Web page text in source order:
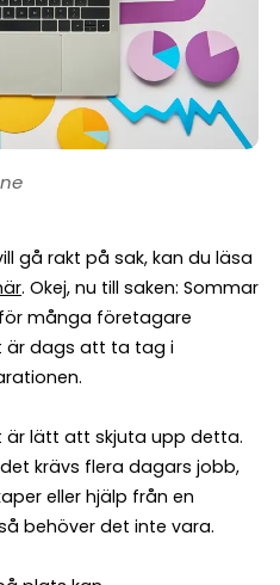
gå rakt på sak, kan du läsa
. Okej, nu till saken: Sommar
många företagare
är dags att ta tag i
är lätt att skjuta upp detta.
krävs flera dagars jobb,
eller hjälp från en
behöver det inte vara.